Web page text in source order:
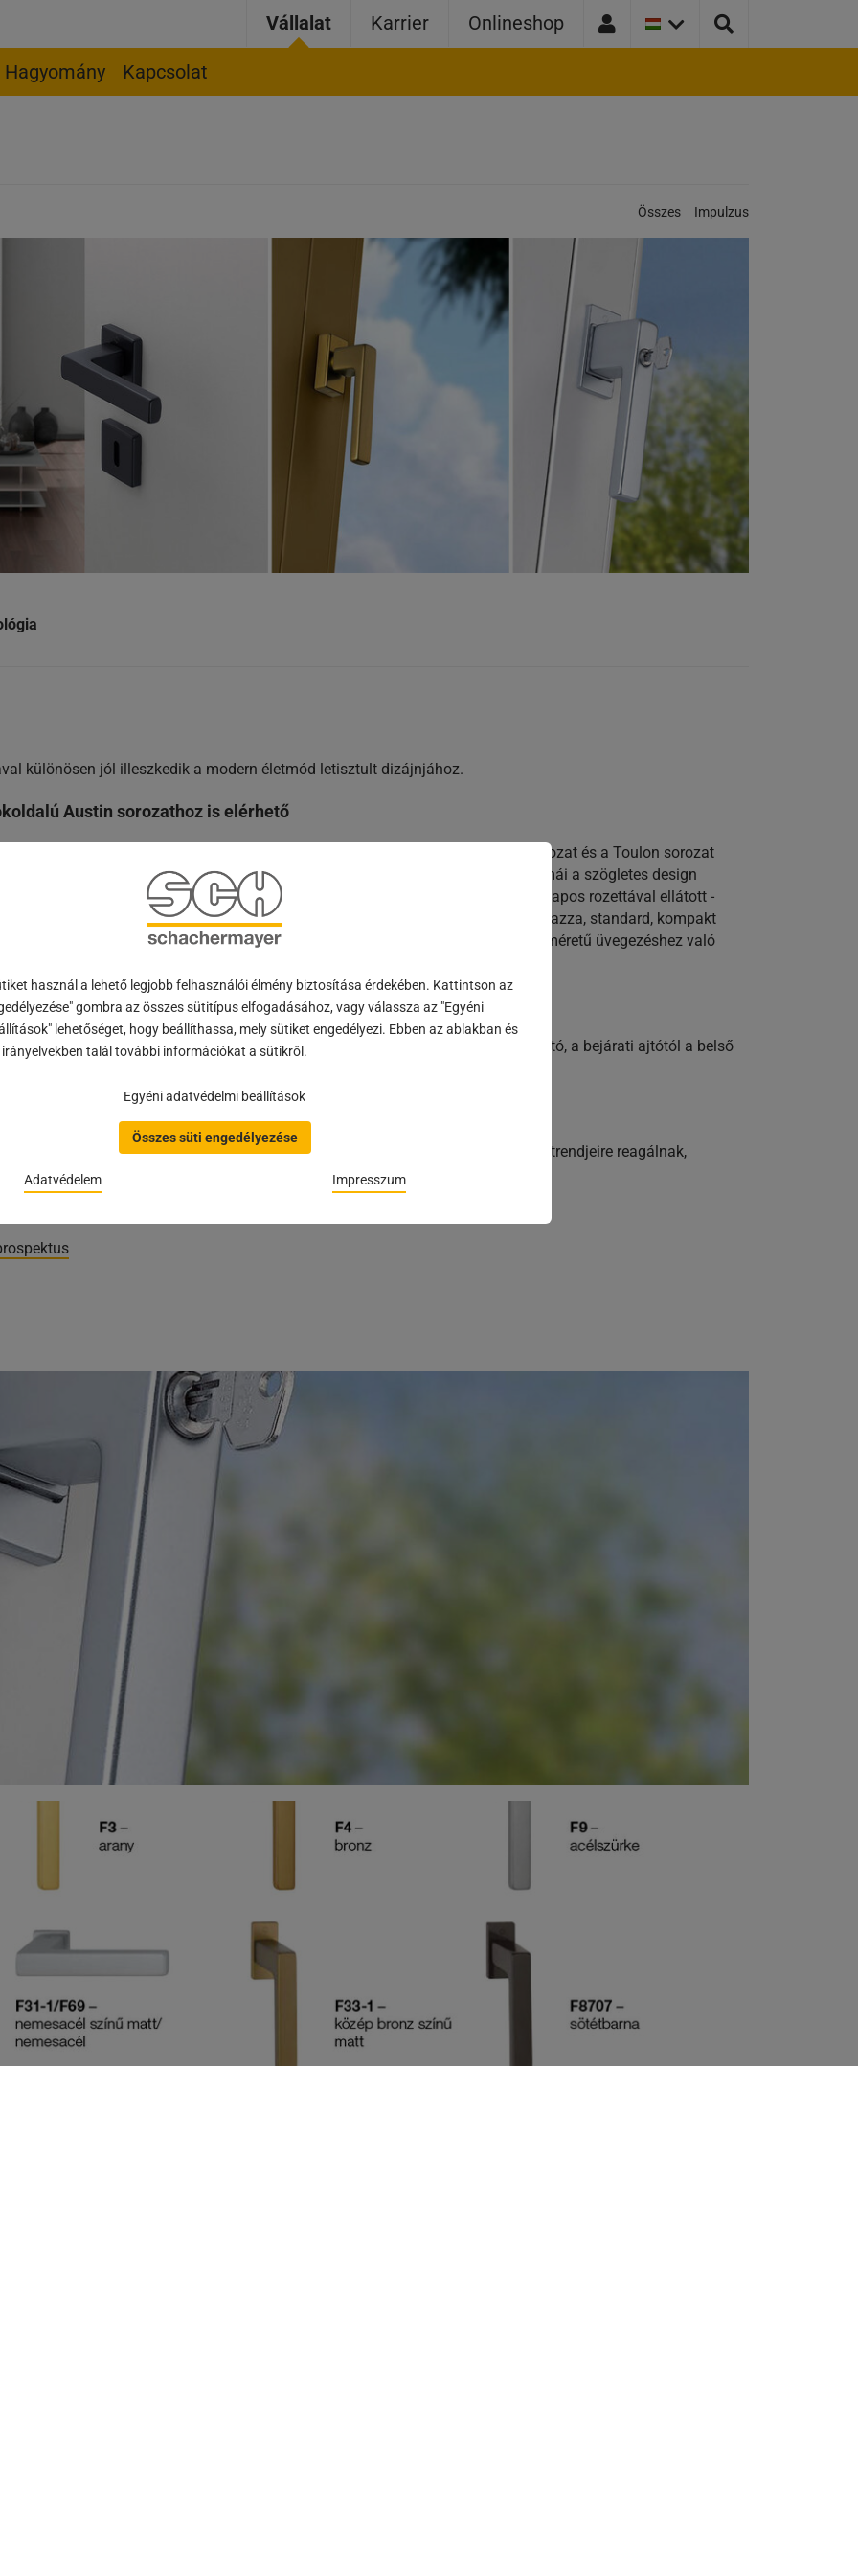
használ a lehető legjobb felhasználói élmény biztosítása érdekében. Kattintson az
gombra az összes sütitípus elfogadásához, vagy válassza az "Egyéni
lehetőséget, hogy beállíthassa, mely sütiket engedélyezi. Ebben az ablakban és
talál további információkat a sütikről.
Egyéni adatvédelmi beállítások
Összes süti engedélyezése
Adatvédelem Impresszum
Vállalat Karrier Onlineshop
ORSZÁGVÁLTOZAT:
MAGYARORSZÁG
Hagyomány Kapcsolat
Kategóriák:
Összes Impulzus
különösen jól illeszkedik a modern életmód letisztult dizájnjához.
Austin sorozathoz is elérhető
terén, mostantól egy újabb vonzó sorozathoz is elérhető. A Hamburg sorozat és a Toulon sorozat
a SecuForte® innovatív technológiájával. Az Austin sorozat markáns formái a szögletes design
lineáris kialakítás jellemzi, és a SecuForte® -val ellátott ablakkilincsek mellett a lapos rozettával ellátott -
- ablakkilincseket, valamint a beltéri ajtókhoz való kilincskészleteket is tartalmazza, standard, kompakt
készült, közel síkban elhelyezett fogantyú mostantól egy nagyméretű üvegezéshez való
Ennek következtében az egész épületben ugyanaz a kilincsforma használható, a bejárati ajtótól a belső
és hangulatát a kifejező kivitelek sora teszi teljessé: A belsőépítészet aktuális trendjeire reagálnak,